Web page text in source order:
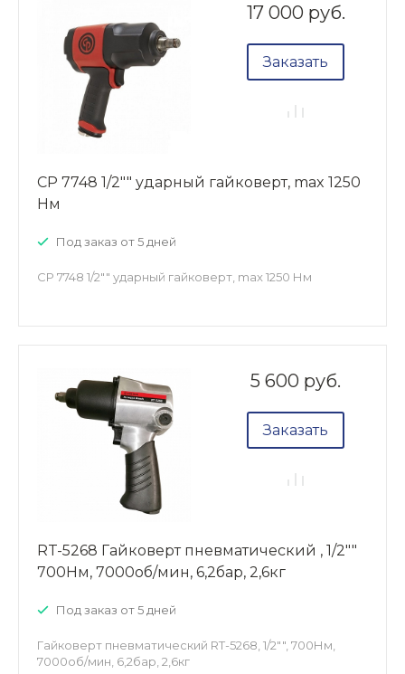
17 000 руб.
Заказать
CP 7748 1/2"" ударный гайковерт, max 1250
Нм
Под заказ от 5 дней
CP 7748 1/2"" ударный гайковерт, max 1250 Нм
5 600 руб.
Заказать
RT-5268 Гайковерт пневматический , 1/2""
700Нм, 7000об/мин, 6,2бар, 2,6кг
Под заказ от 5 дней
Гайковерт пневматический RT-5268, 1/2"", 700Нм,
7000об/мин, 6,2бар, 2,6кг